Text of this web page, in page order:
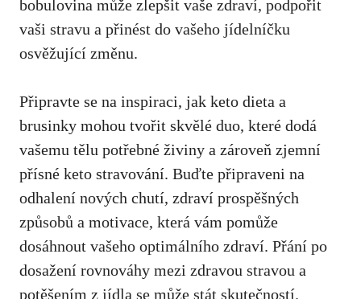
bobulovina může zlepšit vaše zdraví, podpořit
vaši stravu a přinést do vašeho jídelníčku
osvěžující změnu.
Připravte se na inspiraci, jak keto dieta a
brusinky mohou tvořit skvělé duo, které dodá
vašemu tělu potřebné živiny a zároveň zjemní
přísné keto stravování. Buďte připraveni na
odhalení nových chutí, zdraví prospěšných
způsobů a motivace, která vám pomůže
dosáhnout vašeho optimálního zdraví. Přání po
dosažení rovnováhy mezi zdravou stravou a
potěšením z jídla se může stát skutečností.